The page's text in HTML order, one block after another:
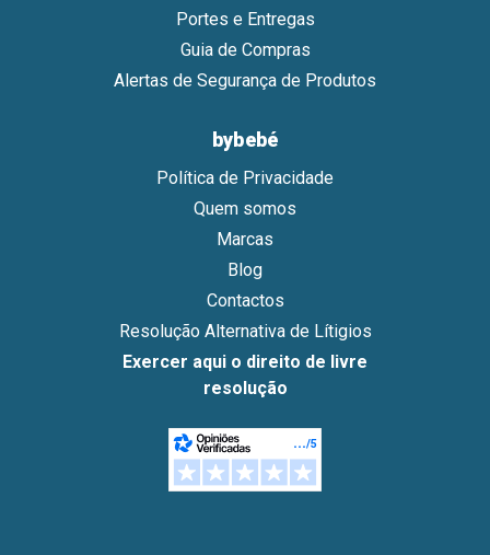
Portes e Entregas
Guia de Compras
Alertas de Segurança de Produtos
bybebé
Política de Privacidade
Quem somos
Marcas
Blog
Contactos
Resolução Alternativa de Lítigios
Exercer aqui o direito de livre
resolução